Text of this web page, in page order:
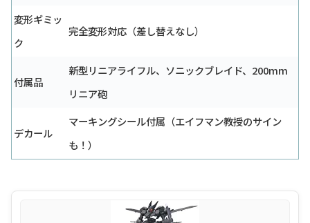
変形ギミッ
ク
完全変形対応（差し替えなし）
付属品
新型リニアライフル、ソニックブレイド、200mm
リニア砲
デカール
マーキングシール付属（エイフマン教授のサイン
も！）